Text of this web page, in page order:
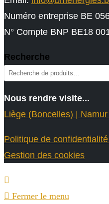
Numéro entreprise BE
N° Compte BNP BE18
Recherche
Nous rendre visite...
Liège (Boncelles) |
Politique de
Gestion des cookies
Fermer le menu